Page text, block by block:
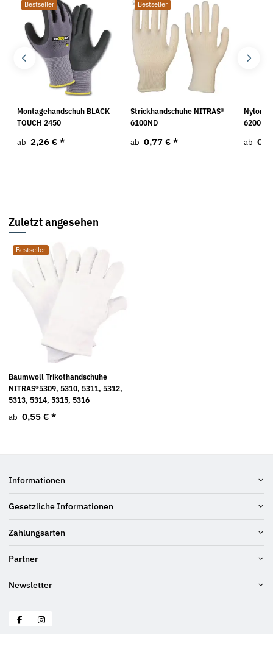
Bestseller
Montagehandschuh BLACK
TOUCH 2450
ab 2,26 € *
Bestseller
Strickhandschuhe NITRAS®
6100ND
ab 0,77 € *
6200
ab
Zuletzt angesehen
Bestseller
Baumwoll Trikothandschuhe
NITRAS®5309, 5310, 5311, 5312,
5313, 5314, 5315, 5316
ab 0,55 € *
Informationen
Gesetzliche Informationen
Zahlungsarten
Partner
Newsletter